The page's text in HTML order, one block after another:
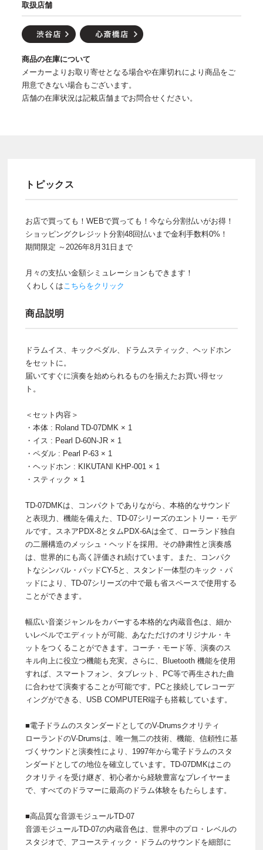
取扱店舗
商品の在庫について
メーカーよりお取り寄せとなる場合や在庫切れにより商品をご
用意できない場合もございます。
店舗の在庫状況は記載店舗までお問合せください。
トピックス
お店で買っても！WEBで買っても！今なら分割払いがお得！
ショッピングクレジット分割48回払いまで金利手数料0%！
期間限定 ～2026年8月31日まで
月々の支払い金額シミュレーションもできます！
くわしくはこちらをクリック
商品説明
ドラムイス、キックペダル、ドラムスティック、ヘッドホン
をセットに。
届いてすぐに演奏を始められるものを揃えたお買い得セッ
ト。
＜セット内容＞
・本体 : Roland TD-07DMK × 1
・イス : Pearl D-60N-JR × 1
・ペダル : Pearl P-63 × 1
・ヘッドホン : KIKUTANI KHP-001 × 1
・スティック × 1
TD-07DMKは、コンパクトでありながら、本格的なサウンド
と表現力、機能を備えた、TD-07シリーズのエントリー・モデ
ルです。スネアPDX-8とタムPDX-6Aは全て、ローランド独自
の二層構造のメッシュ・ヘッドを採用。その静粛性と演奏感
は、世界的にも高く評価され続けています。また、コンパク
トなシンバル・パッドCY-5と、スタンド一体型のキック・パ
ッドにより、TD-07シリーズの中で最も省スペースで使用する
ことができます。
幅広い音楽ジャンルをカバーする本格的な内蔵音色は、細か
いレベルでエディットが可能、あなただけのオリジナル・キ
ットをつくることができます。コーチ・モード等、演奏のス
キル向上に役立つ機能も充実。さらに、Bluetooth 機能を使用
すれば、スマートフォン、タブレット、PC等で再生された曲
に合わせて演奏することが可能です。PCと接続してレコーデ
ィングができる、USB COMPUTER端子も搭載しています。
■電子ドラムのスタンダードとしてのV-Drumsクオリティ
ローランドのV-Drumsは、唯一無二の技術、機能、信頼性に基
づくサウンドと演奏性により、1997年から電子ドラムのスタ
ンダードとしての地位を確立しています。TD-07DMKはこの
クオリティを受け継ぎ、初心者から経験豊富なプレイヤーま
で、すべてのドラマーに最高のドラム体験をもたらします。
■高品質な音源モジュールTD-07
音源モジュールTD-07の内蔵音色は、世界中のプロ・レベルの
スタジオで、アコースティック・ドラムのサウンドを細部に